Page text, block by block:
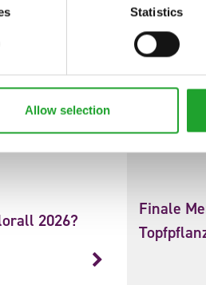
Statistics
Allow selection
2026?
Finale